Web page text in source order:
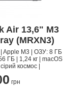
Air 13,6" M3
(MRXN3)
Apple M3 | ОЗУ: 8 ГБ |
ГБ | 1,24 кг | macOS
космос |
грн